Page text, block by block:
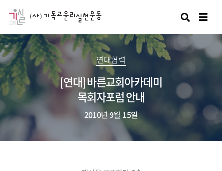
검색
연대협력
[연대] 바른교회아카데미
목회자포럼 안내
2010년 9월 15일